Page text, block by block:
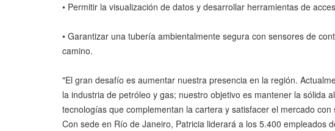
• Permitir la visualización de datos y desarrollar herramientas de
• Garantizar una tubería ambientalmente segura con sensores de
camino.
"El gran desafío es aumentar nuestra presencia en la región.
la industria de petróleo y gas; nuestro objetivo es mantener la sólida
tecnologías que complementan la cartera y satisfacer el mercado
Con sede en Río de Janeiro, Patricia liderará a los 5.400 empleados